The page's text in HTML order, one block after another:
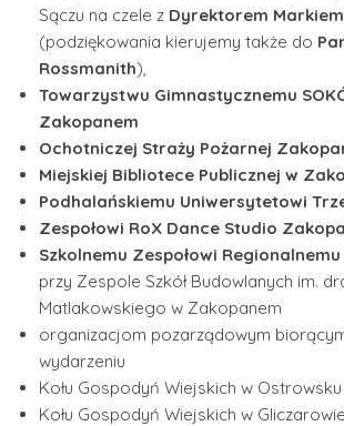
Sączu na czele z Dyrektorem Markiem
(podziękowania kierujemy także do
Rossmanith),
Towarzystwu Gimnastycznemu
Zakopanem
Ochotniczej Straży Pożarnej
Miejskiej Bibliotece Publicznej w
Podhalańskiemu Uniwersytetowi
Zespołowi RoX Dance Studio
Szkolnemu Zespołowi Regionalnemu
przy Zespole Szkół Budowlanych im.
Matlakowskiego w Zakopanem
organizacjom pozarządowym
wydarzeniu
Kołu Gospodyń Wiejskich w Ostrowsku
Kołu Gospodyń Wiejskich w